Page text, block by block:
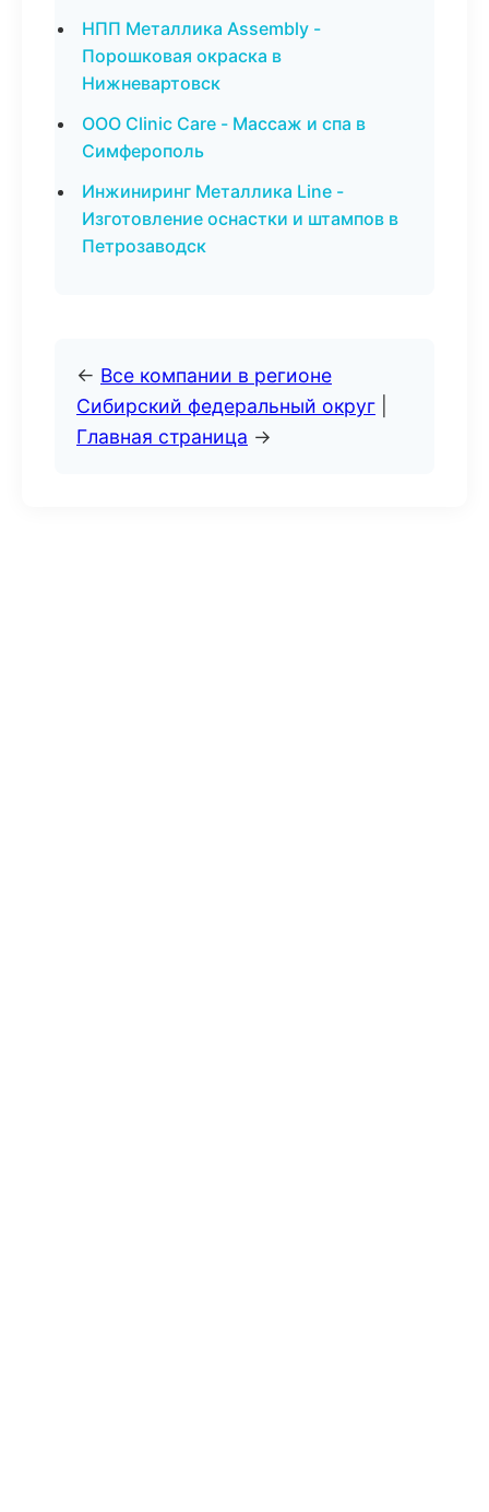
НПП Металлика Assembly -
Порошковая окраска в
Нижневартовск
ООО Clinic Care - Массаж и спа в
Симферополь
Инжиниринг Металлика Line -
Изготовление оснастки и штампов в
Петрозаводск
← Все компании в регионе
Сибирский федеральный округ
Главная страница →